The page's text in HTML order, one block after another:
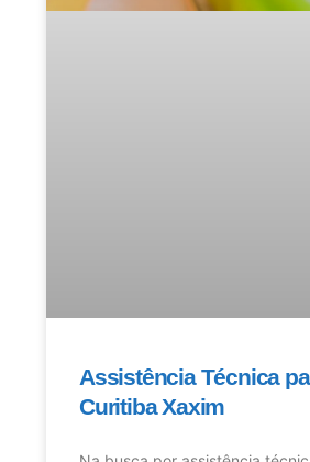
Assistência Técnica
Curitiba Xaxim